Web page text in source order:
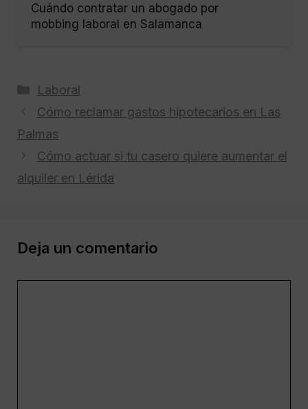
Cuándo contratar un abogado por
mobbing laboral en Salamanca
Categorías
Laboral
Cómo reclamar gastos hipotecarios en Las
Palmas
Cómo actuar si tu casero quiere aumentar el
alquiler en Lérida
Deja un comentario